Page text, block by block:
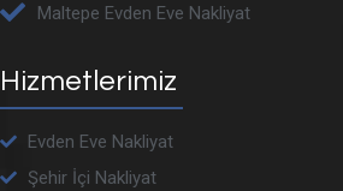
Maltepe Evden Eve Nakliyat
Hizmetlerimiz
Evden Eve Nakliyat
Şehir İçi Nakliyat